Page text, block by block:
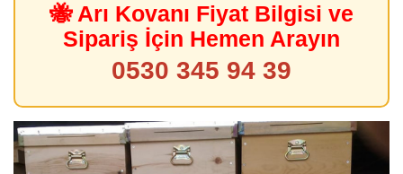
🐝 Arı Kovanı Fiyat Bilgisi ve
Sipariş İçin Hemen Arayın
0530 345 94 39